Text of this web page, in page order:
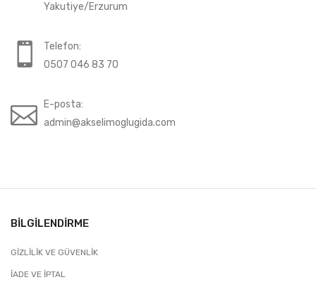
Yakutiye/Erzurum
Telefon:
0507 046 83 70
E-posta:
admin@akselimoglugida.com
BILGILENDIRME
GIZLILIK VE GÜVENLIK
İADE VE İPTAL